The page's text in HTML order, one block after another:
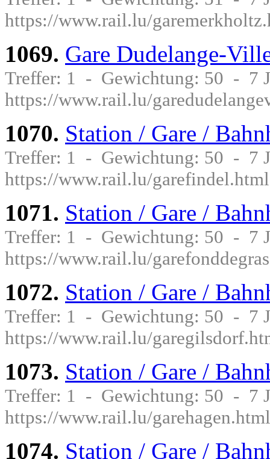
https://www.rail.lu/
1069. Gare Dudelange-
Treffer: 1 - Gewichtung: 50 - 7
https://www.rail.lu/
1070. Station / Gare /
Treffer: 1 - Gewichtung: 50 - 7
https://www.rail.lu/garefindel.html
1071. Station / Gare /
Treffer: 1 - Gewichtung: 50 - 7
https://www.rail.lu/
1072. Station / Gare /
Treffer: 1 - Gewichtung: 50 - 7
https://www.rail.lu/
1073. Station / Gare /
Treffer: 1 - Gewichtung: 50 - 7
https://www.rail.lu/garehagen.html
1074. Station / Gare /